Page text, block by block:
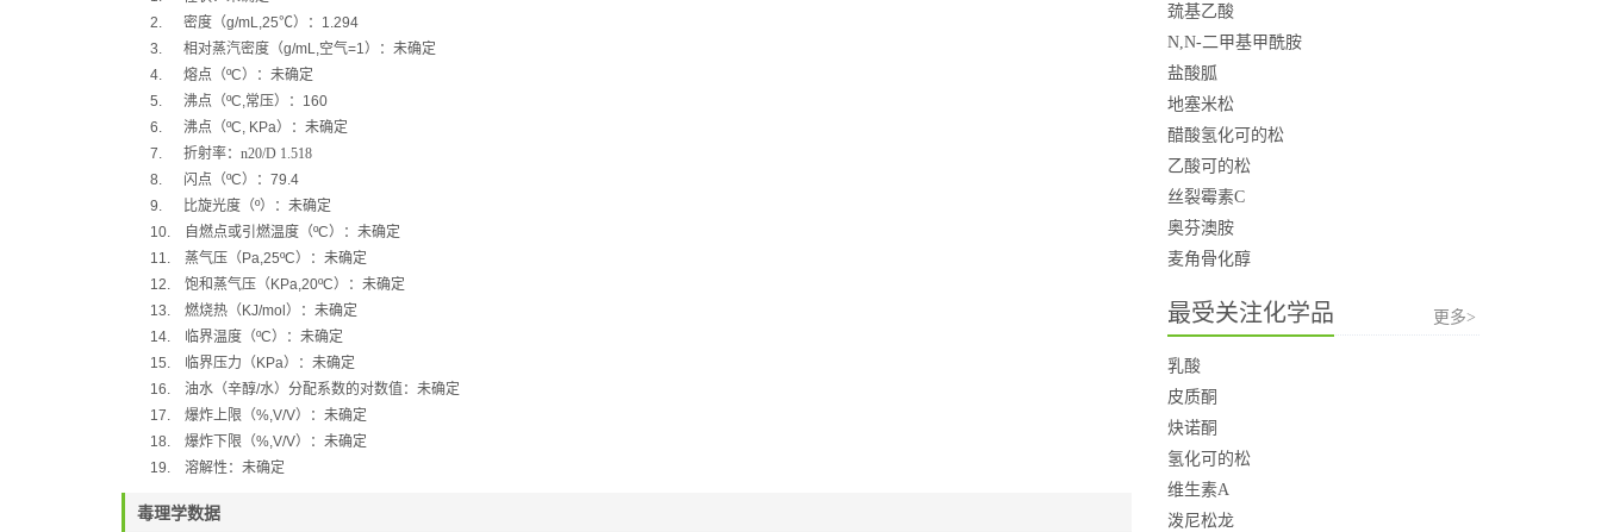
2.
密度（g/mL,25℃）： 1.294
3.
相对蒸汽密度（g/mL,空气=1）：未确定
4.
熔点（ºC）：未确定
5.
沸点（ºC,常压）： 160
6.
沸点（ºC, KPa）：未确定
7.
折射率： n20/D 1.518
8.
闪点（ºC）： 79.4
9.
比旋光度（º）：未确定
10.
自燃点或引燃温度（ºC）：未确定
11.
蒸气压（ Pa,25ºC）：未确定
12.
饱和蒸气压（ KPa,20ºC）：未确定
13.
燃烧热（ KJ/mol ）：未确定
14.
临界温度（ºC）：未确定
15.
临界压力（ KPa）：未确定
16.
油水（辛醇/水）分配系数的对数值：未确定
17.
爆炸上限（%,V/V）：未确定
18.
爆炸下限（%,V/V）：未确定
19.
溶解性：未确定
毒理学数据
巯基乙酸
N,N-二甲基甲酰胺
盐酸胍
地塞米松
醋酸氢化可的松
乙酸可的松
丝裂霉素C
奥芬澳胺
麦角骨化醇
最受关注化学品 更多>
乳酸
皮质酮
炔诺酮
氢化可的松
维生素A
泼尼松龙